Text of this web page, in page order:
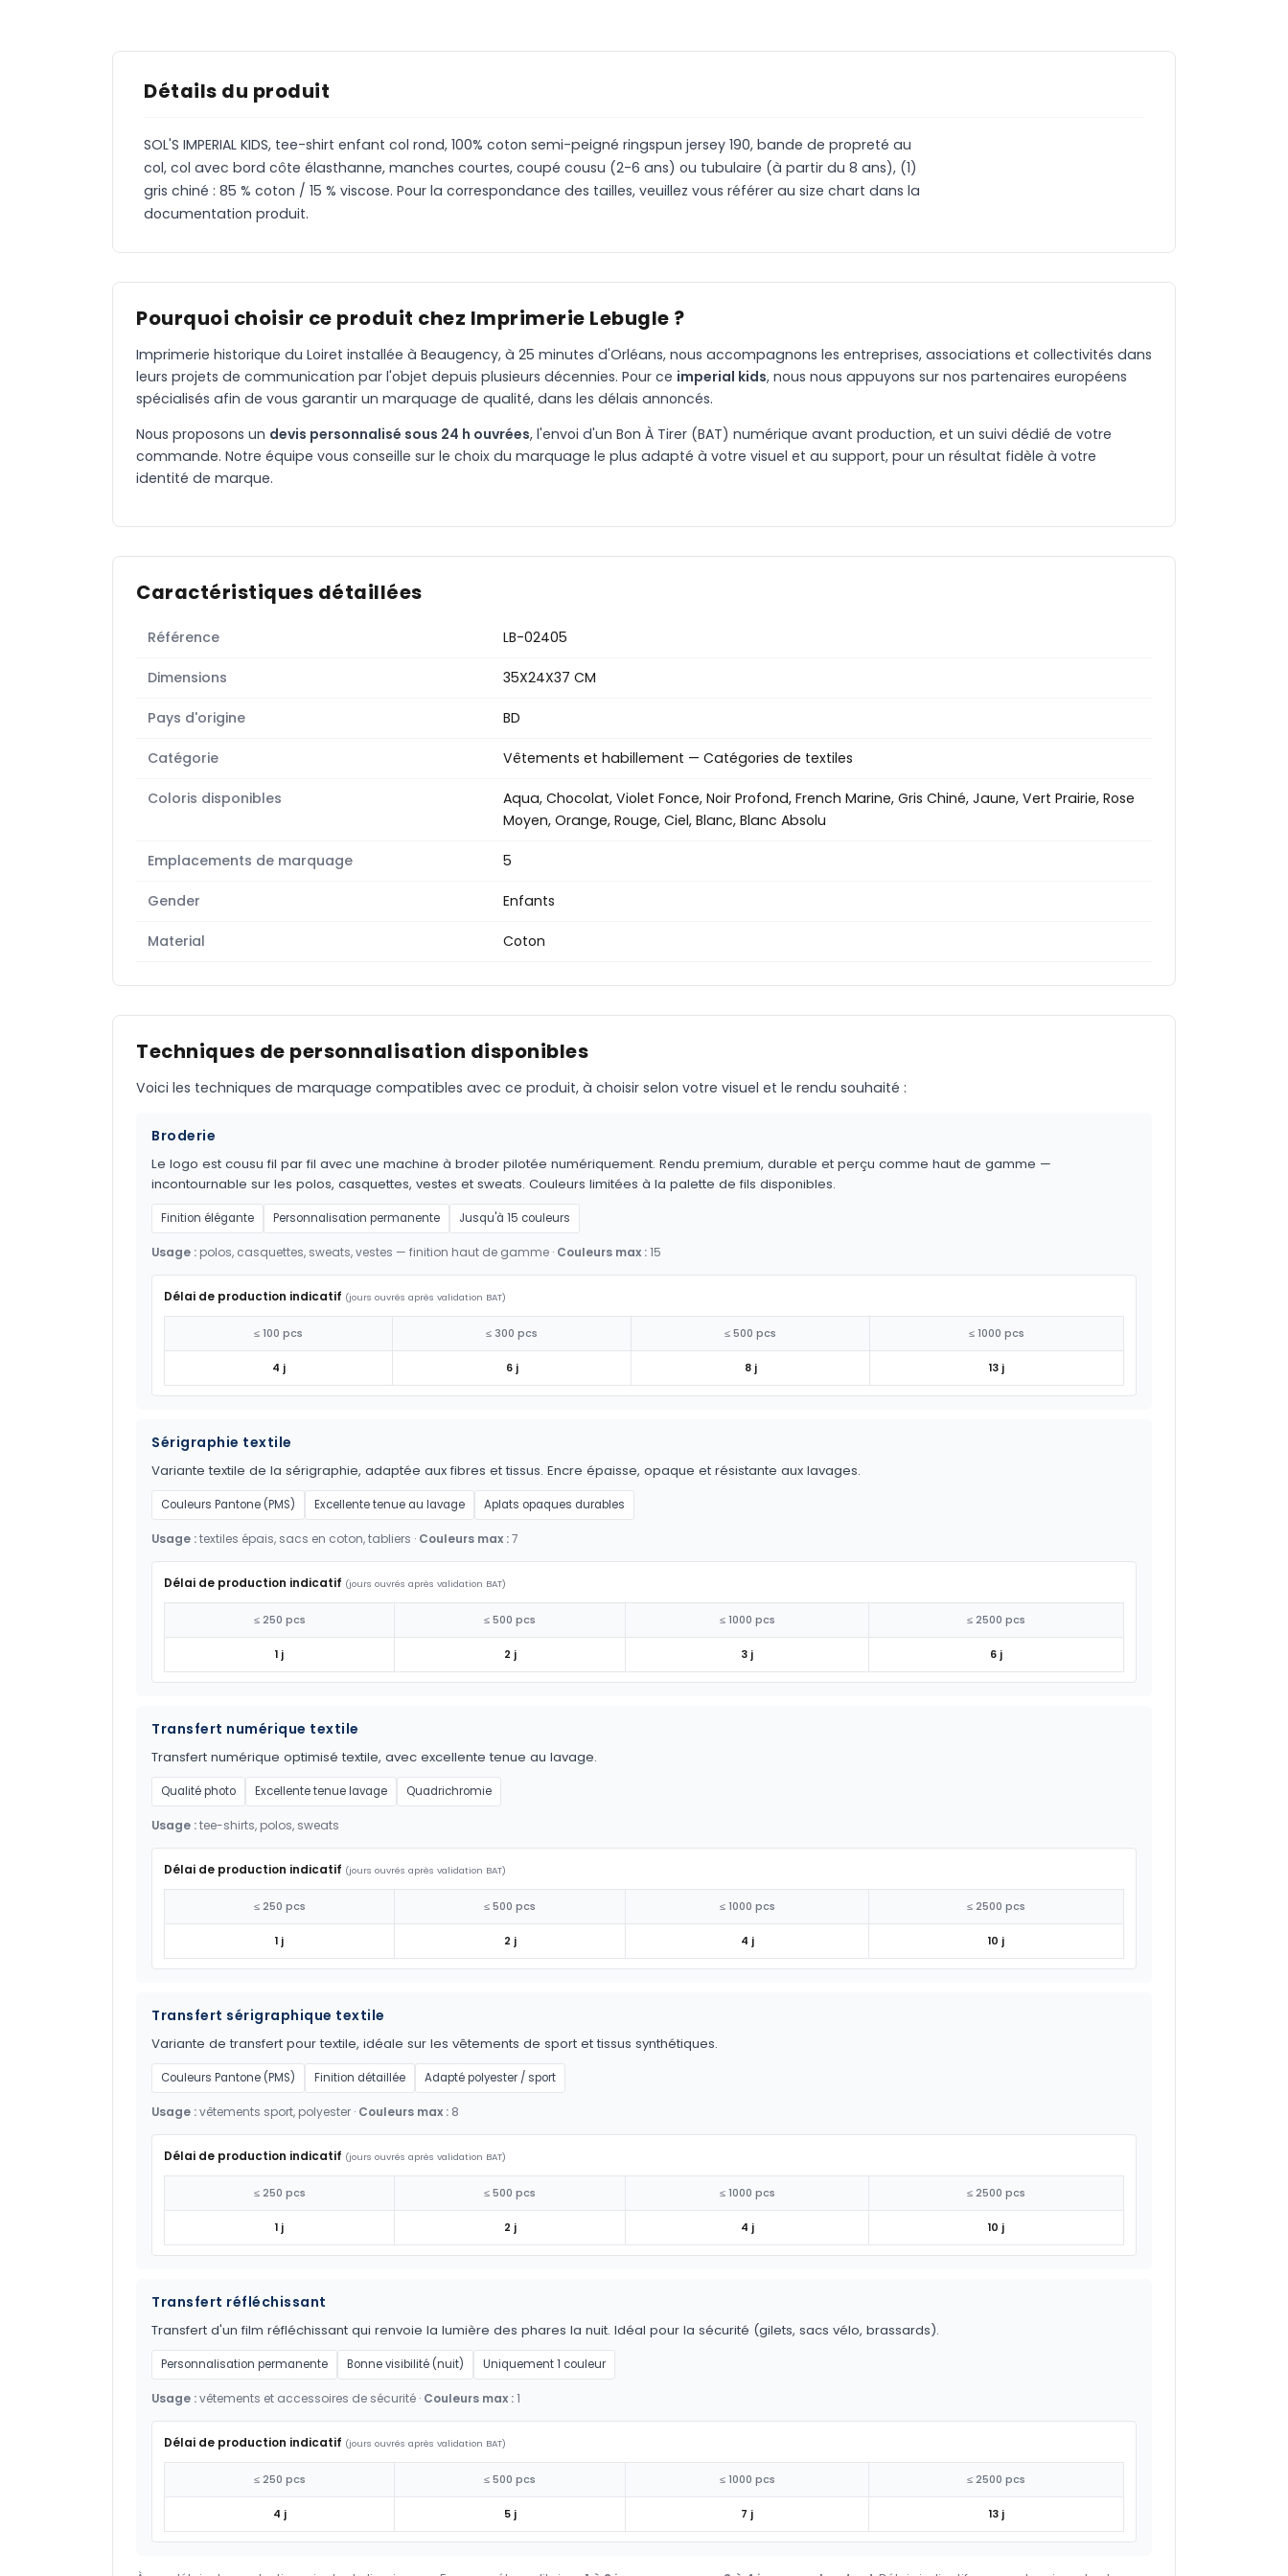
Détails du produit
SOL'S IMPERIAL KIDS, tee-shirt enfant col rond, 100% coton semi-peigné ringspun jersey 190, bande de propreté au
col, col avec bord côte élasthanne, manches courtes, coupé cousu (2-6 ans) ou tubulaire (à partir du 8 ans), (1)
gris chiné : 85 % coton / 15 % viscose. Pour la correspondance des tailles, veuillez vous référer au size chart dans la
documentation produit.
Pourquoi choisir ce produit chez Imprimerie Lebugle ?
Imprimerie historique du Loiret installée à Beaugency, à 25 minutes d'Orléans, nous accompagnons les entreprises, associations et collectivités dans
leurs projets de communication par l'objet depuis plusieurs décennies. Pour ce imperial kids, nous nous appuyons sur nos partenaires européens
spécialisés afin de vous garantir un marquage de qualité, dans les délais annoncés.
Nous proposons un devis personnalisé sous 24 h ouvrées, l'envoi d'un Bon À Tirer (BAT) numérique avant production, et un suivi dédié de votre
commande. Notre équipe vous conseille sur le choix du marquage le plus adapté à votre visuel et au support, pour un résultat fidèle à votre
identité de marque.
Caractéristiques détaillées
Référence LB-02405
Dimensions 35X24X37 CM
Pays d'origine BD
Catégorie Vêtements et habillement — Catégories de textiles
Coloris disponibles
Aqua, Chocolat, Violet Fonce, Noir Profond, French Marine, Gris Chiné, Jaune, Vert Prairie, Rose
Moyen, Orange, Rouge, Ciel, Blanc, Blanc Absolu
Emplacements de marquage 5
Gender Enfants
Material Coton
Techniques de personnalisation disponibles
Voici les techniques de marquage compatibles avec ce produit, à choisir selon votre visuel et le rendu souhaité :
Broderie
Le logo est cousu fil par fil avec une machine à broder pilotée numériquement. Rendu premium, durable et perçu comme haut de gamme —
incontournable sur les polos, casquettes, vestes et sweats. Couleurs limitées à la palette de fils disponibles.
Finition élégante Personnalisation permanente Jusqu'à 15 couleurs
Usage : polos, casquettes, sweats, vestes — finition haut de gamme · Couleurs max :15
Délai de production indicatif (jours ouvrés après validation BAT)
≤ 100 pcs ≤ 300 pcs ≤ 500 pcs ≤ 1000 pcs
4 j 6 j 8 j 13 j
Sérigraphie textile
Variante textile de la sérigraphie, adaptée aux fibres et tissus. Encre épaisse, opaque et résistante aux lavages.
Couleurs Pantone (PMS) Excellente tenue au lavage Aplats opaques durables
Usage :textiles épais, sacs en coton, tabliers · Couleurs max :7
Délai de production indicatif (jours ouvrés après validation BAT)
≤ 250 pcs ≤ 500 pcs ≤ 1000 pcs ≤ 2500 pcs
1 j 2 j 3 j 6 j
Transfert numérique textile
Transfert numérique optimisé textile, avec excellente tenue au lavage.
Qualité photo Excellente tenue lavage Quadrichromie
Usage :tee-shirts, polos, sweats
Délai de production indicatif (jours ouvrés après validation BAT)
≤ 250 pcs ≤ 500 pcs ≤ 1000 pcs ≤ 2500 pcs
1 j 2 j 4 j 10 j
Transfert sérigraphique textile
Variante de transfert pour textile, idéale sur les vêtements de sport et tissus synthétiques.
Couleurs Pantone (PMS) Finition détaillée Adapté polyester / sport
Usage :vêtements sport, polyester · Couleurs max : 8
Délai de production indicatif (jours ouvrés après validation BAT)
≤ 250 pcs ≤ 500 pcs ≤ 1000 pcs ≤ 2500 pcs
1 j 2 j 4 j 10 j
Transfert réfléchissant
Transfert d'un film réfléchissant qui renvoie la lumière des phares la nuit. Idéal pour la sécurité (gilets, sacs vélo, brassards).
Personnalisation permanente Bonne visibilité (nuit) Uniquement 1 couleur
Usage :vêtements et accessoires de sécurité · Couleurs max :1
Délai de production indicatif (jours ouvrés après validation BAT)
≤ 250 pcs ≤ 500 pcs ≤ 1000 pcs ≤ 2500 pcs
4 j 5 j 7 j 13 j